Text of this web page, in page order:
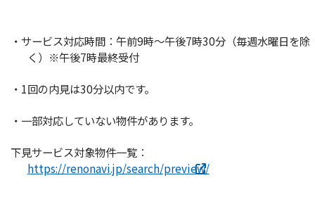
・サービス対応時間：午前9時～午後7時30分（毎週水曜日を除
く）※午後7時最終受付
・1回の内見は30分以内です。
・一部対応していない物件があります。
下見サービス対象物件一覧：
https://renonavi.jp/search/preview/